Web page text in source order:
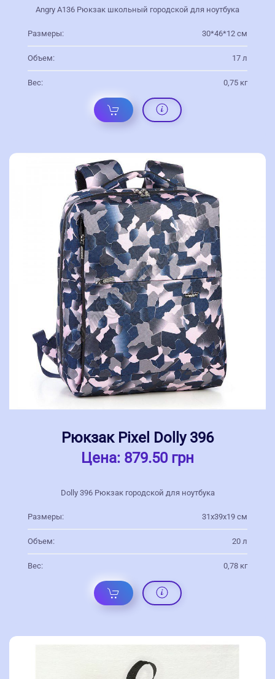
Angry А136 Рюкзак школьный городской для ноутбука
Размеры: 30*46*12 см
Объем: 17 л
Вес: 0,75 кг
Рюкзак Pixel Dolly 396
Цена: 879.50 грн
Dolly 396 Рюкзак городской для ноутбука
Размеры: 31х39х19 см
Объем: 20 л
Вес: 0,78 кг